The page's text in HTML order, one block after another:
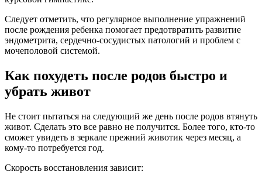
Следует отметить, что регулярное выполнение упражнений
после рождения ребенка помогает предотвратить развитие
эндометрита, сердечно-сосудистых патологий и проблем с
мочеполовой системой.
Как похудеть после родов быстро и
убрать живот
Не стоит пытаться на следующий же день после родов втянуть
живот. Сделать это все равно не получится. Более того, кто-то
сможет увидеть в зеркале прежний животик через месяц, а
кому-то потребуется год.
Скорость восстановления зависит: